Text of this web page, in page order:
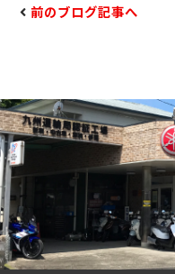
前のブログ記事へ